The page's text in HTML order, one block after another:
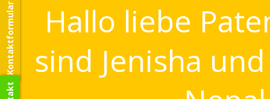
Hallo liebe
sind Jenisha
Kontaktformular